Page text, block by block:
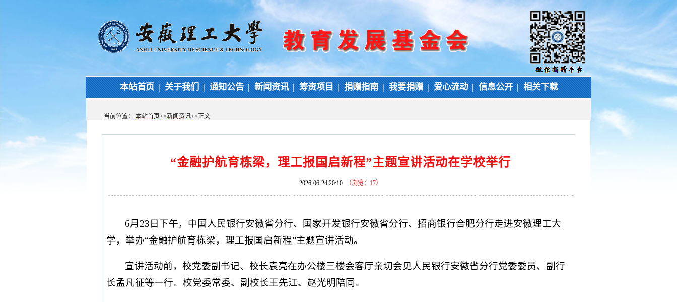
本站首页 | 关于我们 | 通知公告 | 新闻资讯 | 筹资项目 | 捐赠指南 | 我要捐赠 | 爱心流动 | 信息公开 | 相关下载
当前位置： 本站首页>>新闻资讯>>正文
“金融护航育栋梁，理工报国启新程”主题宣讲活动在学校举行
2026-06-24 20:10 （浏览： 17）
6月23日下午，中国人民银行安徽省分行、国家开发银行安徽省分行、招商银行合肥分行走进安徽理工大
学，举办“金融护航育栋梁，理工报国启新程”主题宣讲活动。
宣讲活动前，校党委副书记、校长袁亮在办公楼三楼会客厅亲切会见人民银行安徽省分行党委委员、副行
长孟凡征等一行。校党委常委、副校长王先江、赵光明陪同。